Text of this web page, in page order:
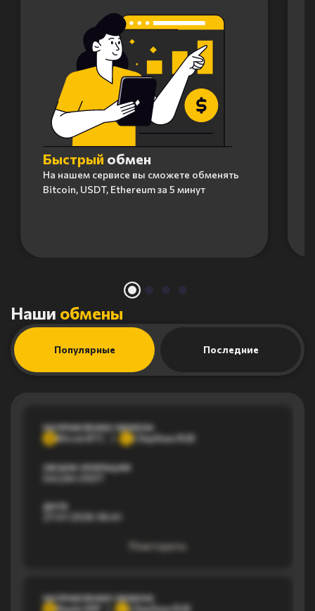
Быстрый обмен
На нашем сервисе вы сможете обменять
Bitcoin, USDT, Ethereum за 5 минут
Наши обмены
Популярные Последние
НАПРАВЛЕНИЕ ОБМЕНА
Bitcoin BTC Сбербанк RUB
ОБЪЕМ ОПЕРАЦИИ
ДАТА
27.07.2026 06:41
Повторить
НАПРАВЛЕНИЕ ОБМЕНА